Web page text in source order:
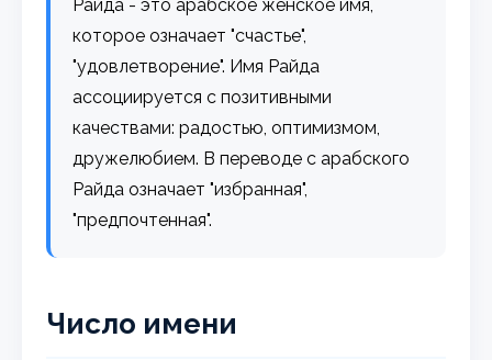
Райда - это арабское женское имя,
которое означает "счастье",
"удовлетворение". Имя Райда
ассоциируется с позитивными
качествами: радостью, оптимизмом,
дружелюбием. В переводе с арабского
Райда означает "избранная",
"предпочтенная".
Число имени